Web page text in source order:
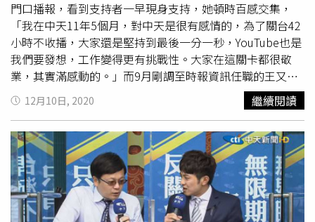
限，主播 馬千惠認為自信之外，外在形象也很重要：「服裝
儀容可以有設計感但不能隨便，像是露出腳跟的高跟鞋其實
是不莊重的，這也會影響走路的儀態。」她也鼓勵參賽者要
為自己的夢想全力以赴：「總決賽時絕對不要客氣，一定要
盡情的秀自己！」第一屆「中天新媒體網紅.主播選拔大
賽」將於5月8日在中天電視舉辦總決賽，評審團名單確定有
當家主播盧秀芳、周玉琴、王又正等坐鎮評審席。另外，不
在晉級名單中的參賽者，還是有機會敗部復活，只要在目前
仍持續進行的人氣票選活動，截至5月7 日的票數能在前三
名者，將可無條件晉級5月8日決賽。
門口播報，看到支持者一早現身支持，她頓時百感交集，
「我在中天11年5個月，對中天是很有感情的，為了關台42
小時不收播，大家還是堅持到最後一分一秒，YouTube也是
我們要發想，工作變得更有挑戰性。大家在這關卡都很敬
業，其實滿感動的。」而9月剛調至時報資訊任職的王又
正，也將在今、明2晚現身中天直播。劉盈秀看到支持者一
早現身支持相當感動。（圖／中天新聞台提供）劉盈秀透
露，集團董事長蔡衍明承諾照常發出年終，沒看到同仁有特
別擔心，至於是否考慮到下一步，她低調表示新聞部同事現
在當務之急是把42小時不斷電直播做好，「人生的事很難
說」；《大新聞大爆掛》主持人馬千惠則坦言從換照到駁
回，她都是第一時間播報，心情從五味雜陳到錯愕，現在依
舊覺得不真實，「這快20年（記者生涯），我從沒想過新聞
12月10日, 2020 繼續閱讀